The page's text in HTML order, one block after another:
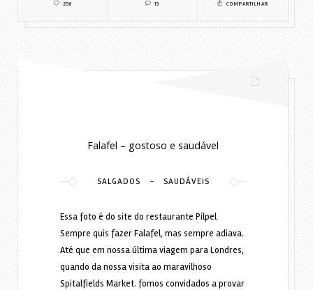
256 15 COMPARTILHAR
Falafel – gostoso e saudável
SALGADOS - SAUDÁVEIS
Essa foto é do site do restaurante Pilpel
Sempre quis fazer Falafel, mas sempre adiava.
Até que em nossa última viagem para Londres,
quando da nossa visita ao maravilhoso
Spitalfields Market. fomos convidados a provar